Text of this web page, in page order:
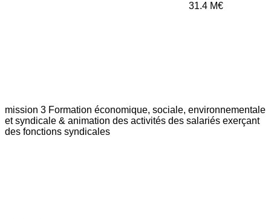
31.4 M€
mission 3 Formation économique, sociale, environnementale
et syndicale & animation des activités des salariés exerçant
des fonctions syndicales